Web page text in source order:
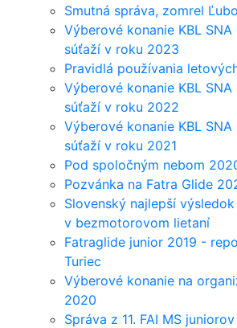
Smutná správa, zomrel
Výberové konanie KBL
súťaží v roku 2023
Pravidlá používania
Výberové konanie KBL
súťaží v roku 2022
Výberové konanie KBL
súťaží v roku 2021
Pod spoločným nebom
Pozvánka na Fatra Glide
Slovenský najlepší výsledok
v bezmotorovom lietaní
Fatraglide junior 2019 -
Turiec
Výberové konanie na
2020
Správa z 11. FAI MS